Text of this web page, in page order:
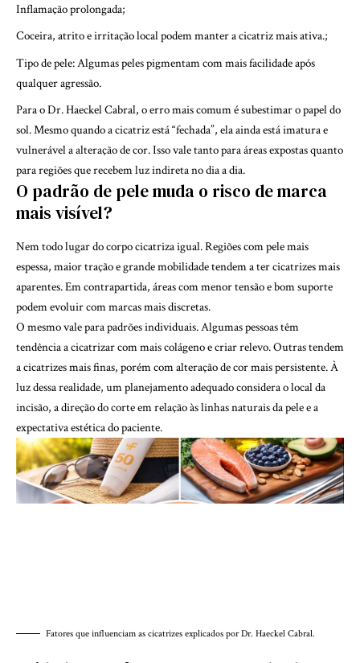
Inflamação prolongada;
Coceira, atrito e irritação local podem manter a cicatriz mais ativa.;
Tipo de pele: Algumas peles pigmentam com mais facilidade após
qualquer agressão.
Para o Dr. Haeckel Cabral, o erro mais comum é subestimar o papel do
sol. Mesmo quando a cicatriz está “fechada”, ela ainda está imatura e
vulnerável a alteração de cor. Isso vale tanto para áreas expostas quanto
para regiões que recebem luz indireta no dia a dia.
O padrão de pele muda o risco de marca
mais visível?
Nem todo lugar do corpo cicatriza igual. Regiões com pele mais
espessa, maior tração e grande mobilidade tendem a ter cicatrizes mais
aparentes. Em contrapartida, áreas com menor tensão e bom suporte
podem evoluir com marcas mais discretas.
O mesmo vale para padrões individuais. Algumas pessoas têm
tendência a cicatrizar com mais colágeno e criar relevo. Outras tendem
a cicatrizes mais finas, porém com alteração de cor mais persistente. À
luz dessa realidade, um planejamento adequado considera o local da
incisão, a direção do corte em relação às linhas naturais da pele e a
expectativa estética do paciente.
Fatores que influenciam as cicatrizes explicados por Dr. Haeckel Cabral.